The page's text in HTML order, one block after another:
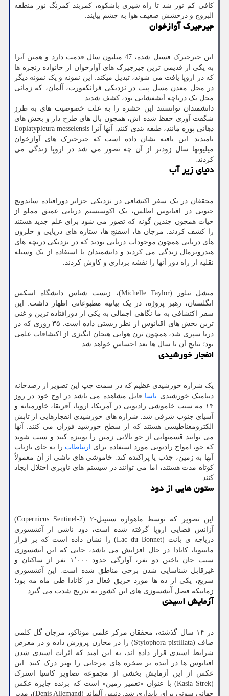
کافی کم نور شد تا راه شیری باشکوه، کمربند کمرنگ نور منطقه
البروج و درخشش ضعیف هوا به چشم بیایند.
جیرجیرک آوازخوان
این جیرجیرک فسیل شده، 47 میلیون سال قدمت دارد و همین آنرا
به یکی از قدیمی ترین جیرجیرک های آوازخوان از خانواده زنجره ها
که در اروپا یافت می شوند، تبدیل میکند. این نمونه و یک نمونه دیگر
در محل معدن مسل پیت در نزدیکی فرانکفورت، آلمان، که زمانی
محل یک دریاچه آتشفشانی بود، کشف شدند.
دانشمندان توانستند این حشره را به علت خصوصیت های به طرز
شگفت آوری حفظ شده اش، همچون بال های طرح دار و بخش های
دهانی پوزه مانند، طبقه بندی کنند. آنها آنرا Eoplatypleura messelensis
نامیدند. این یافته نشان داده است که جیرجیرک های آوازخوان
میلیونها سال زودتر از آن چه تصور می شد در اروپا زندگی می
کردند.
دنیای زیر آب
محققان در یک سفر اکتشافی در نزدیکی جزایر دورافتاده ساندویچ
جنوبی در اقیانوس اطلس، یک اکوسیستم دریایی عمیق مملو از
حیات همچون چندین گونه که تصور می شود برای علم جدید هستند
را کشف کردند. مرجان ها، اسفنج ها، ستاره های دریایی و حلزون
های دریایی همچون موجودات دریایی بودند که در نزدیکی دریچه های
هیدروترمال زندگی می کردند و دانشمندان با استفاده از یک وسیله
نقلیه از راه دور آنها را نقشه برداری و کاوش کردند.
میشل تیلور (Michelle Taylor)، زیست شناس دانشگاه اسکس
انگلستان، رهبر پروژه، در یک بیانیه مطبوعاتی اظهار داشت: این
سفر اکتشافی به ما نگاهی اجمالی به یکی از دورافتاده ترین و غنی
ترین بخش های اقیانوس از نظر زیستی داده است. ۳۵ روزی که در
دریا سپری شد، همچون ترن هوایی هیجان انگیزی از اکتشافات علمی
بود؛ نتایج آن تا سال ها بعد احساس خواهد شد.
انفجار خورشیدی
یک شراره خورشیدی عظیم که در سمت چپ این تصویر از رصدخانه
دینامیک خورشیدی ناسا قابل مشاهده می باشد در اوج خود در روز
۱۴ مه سبب خاموشی رادیویی در آمریکا، اروپا، آفریقا، خاورمیانه و
آسیای جنوب شرقی شد. شراره های خورشیدی انفجارهایی از تابش
الکترومغناطیسی هستند که از سطح خورشید فوران می کنند. آنها
می توانند قسمتهایی از جو بالایی زمین را یونیزه کنند و سبب شوند
که جو، امواج رادیویی مورد استفاده برای
ارتباطات را به جای بازتاب
آنها به زمین، جذب یا پراکنده کند. خاموشی های ناشی از آن معمولاً
کوتاه مدت هستند، اما می توانند در سیستم های ناوبری اختلال ایجاد
کنند.
ستون هایی از دود
این تصویر که توسط ماهواره سنتینل-۲ (Copernicus Sentinel-2)
آژانس فضایی اروپا گرفته شده است، دود ناشی از آتشسوزی
دریاچه ی بانت (Lac du Bonnet) را نشان داده است که بر فراز
مانیتوبا، کانادا در حال افزایش می باشد، جایی که این آتشسوزی
سبب جان باختن دو نفر، آوارگی حدود ۱٬۰۰۰ نفر از ساکنان و
غیرقابل شناسایی شدن برخی مناطق شده است. این آتشسوزی
سریع، یکی از ده ها مورد حریق فعال در کانادا طی ماه مه بود؛
زمانیکه فصل آتشسوزی های این کشور به تدریج شدت می گیرد.
آزمایش اسیدی
در ۱۴ سال گذشته، محققان مرکز علمی موناکو، مرجان گل کلمی
صاف (Stylophora pistillata) را در مخازن پرورش داده و در معرض
شرایط اسیدی قرار داده اند، به این امید که اثرات اسیدی شدن
اقیانوس ها در آینده بر صخره های مرجانی را بهتر درک کنند. این
عکس از این آزمایش بخشی از مجموعه تصاویر کاسیا استرک
(Kasia Strek) با عنوان «تعمیر زمین» است که برنده جایزه عکس
جهانی سونی برای پایداری شد. دنیس آلماند (Denis Allemand)، مدیر